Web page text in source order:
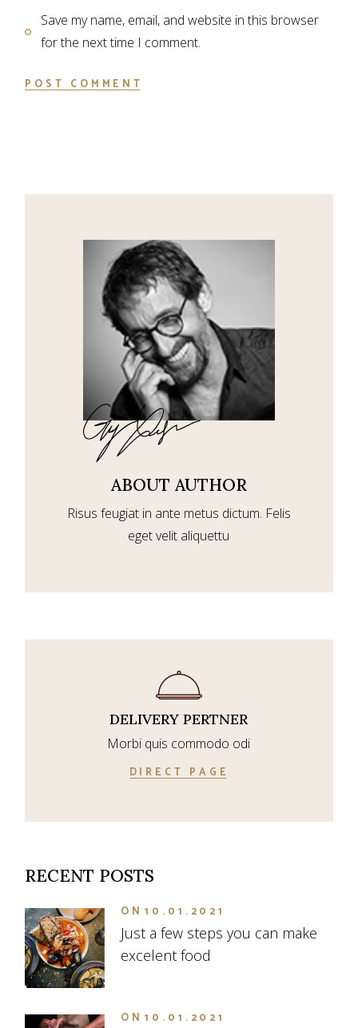
Save my name, email, and website in this browser
for the next time I comment.
POST COMMENT
ABOUT AUTHOR
Risus feugiat in ante metus dictum. Felis
eget velit aliquettu
DELIVERY PERTNER
Morbi quis commodo odi
DIRECT PAGE
RECENT POSTS
ON 10.01.2021
Just a few steps you can make
excelent food
ON 10.01.2021